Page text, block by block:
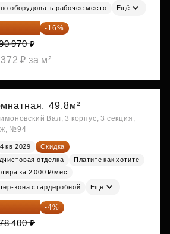
оборудовать рабочее место Ещё
415 ₽ -16%
970 ₽
₽ за м²
49.8м²
Вал, 3 корпус, 3 секция,
№94
4 кв 2029
Скидка
отделка
Платите как хотите
за 2 000 ₽/мес
зона с гардеробной Ещё
264 ₽ -4%
400 ₽